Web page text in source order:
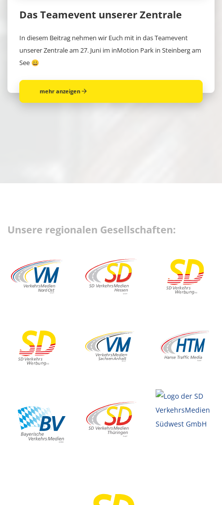
Das Teamevent unserer Zentrale
In diesem Beitrag nehmen wir Euch mit in das Teamevent
unserer Zentrale am 27. Juni im inMotion Park in Steinberg am
See 😀
mehr anzeigen
Unsere regionalen Gesellschaften: